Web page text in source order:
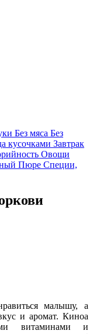
Без мяса Без
кусочками Завтрак
Овощи
Пюре Специи,
малышу, а
и аромат. Киноа
витаминами и